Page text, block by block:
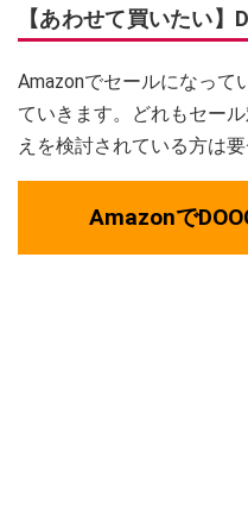
【あわせて買いたい】
Amazonでセールになって
ていきます。どれもセー
えを検討されている方は要
Amazonで